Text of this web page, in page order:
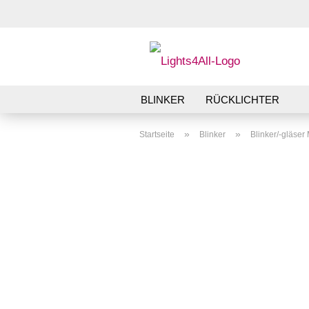
BLINKER RÜCKLICHTER
Startseite » Blinker » Blinker/-gläser